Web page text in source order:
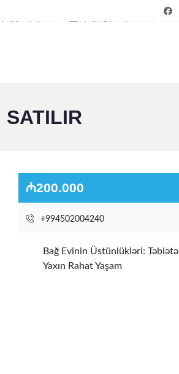
Mərdəkan info@bagim.az
₼200.000
+994502004240
Bağ Evinin Üstünlükləri: Təbiətə
Yaxın Rahat Yaşam